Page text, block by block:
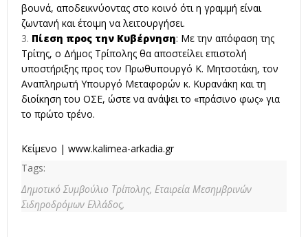
βουνά, αποδεικνύοντας στο κοινό ότι η γραμμή είναι
ζωντανή και έτοιμη να λειτουργήσει.
Πίεση προς την Κυβέρνηση: Με την απόφαση της
Τρίτης, ο Δήμος Τρίπολης θα αποστείλει επιστολή
υποστήριξης προς τον Πρωθυπουργό Κ. Μητσοτάκη, τον
Αναπληρωτή Υπουργό Μεταφορών κ. Κυρανάκη και τη
διοίκηση του ΟΣΕ, ώστε να ανάψει το «πράσινο φως» για
το πρώτο τρένο.
Κείμενο | www.kalimea-arkadia.gr
Tags:
Δημοτικό Συμβούλιο Τρίπολης, Εταιρεία Μεσημβρινών
Σιδηροδρόμων Ελλάδος,